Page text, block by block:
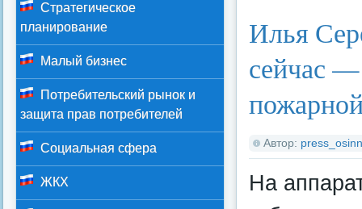
Илья
сейчас
Автор:
На
Стратегическое
планирование
Малый бизнес
Потребительский рынок и
защита прав потребителей
Социальная сфера
ЖКХ